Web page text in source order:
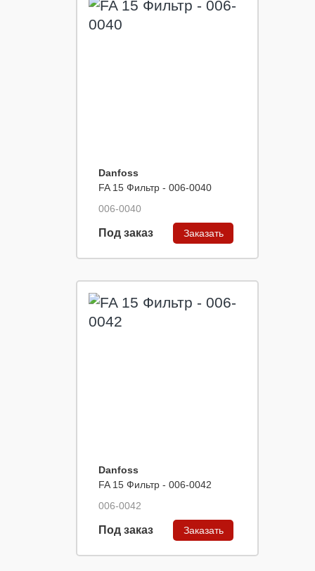
Danfoss
FA 15 Фильтр - 006-0040
006-0040
Под заказ Заказать
Danfoss
FA 15 Фильтр - 006-0042
006-0042
Под заказ Заказать